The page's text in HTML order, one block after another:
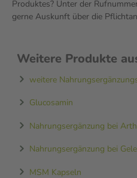
Produktes? Unter der
gerne Auskunft über die
Weitere Produkte
weitere
Glucosamin
Nahrungsergänzung bei
Nahrungsergänzung bei
MSM Kapseln